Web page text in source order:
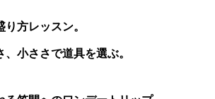
方レッスン。
、小ささで道具を選ぶ。